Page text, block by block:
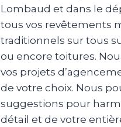
Lombaud et dans le
tous vos revêtements
traditionnels sur tous
ou encore toitures.
vos projets
de votre choix. Nous
suggestions pour
détail et de votre